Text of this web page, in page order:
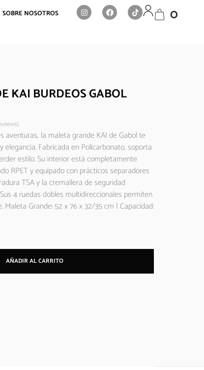
SOBRE NOSOTROS 0
KAI BURDEOS GABOL
aventuras, la maleta grande KAI de Gabol te
elegancia. Fabricada en Policarbonato, soporta
estilo. Su interior está completamente
RPET y equipado con prácticos separadores
TSA y la cremallera de seguridad
4 ruedas dobles multidireccionales permiten
Grande: 52 x 76 x 32/35 cm | Capacidad:
AÑADIR AL CARRITO